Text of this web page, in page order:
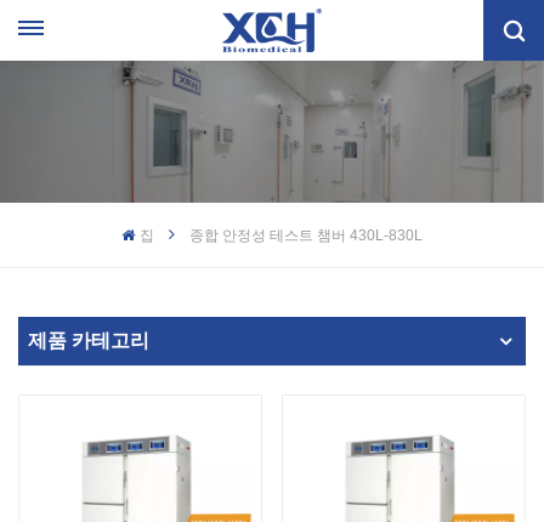
집 종합 안정성 테스트 챔버 430L-830L
제품 카테고리